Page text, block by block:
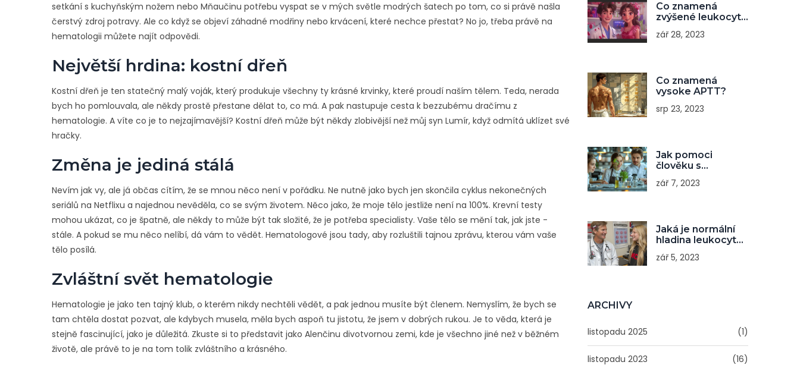
Co znamená
zvýšené leukocyty
zář 28, 2023
Co znamená
vysoke APTT?
srp 23, 2023
Jak pomoci
člověku s
zář 7, 2023
Jaká je normální
hladina leukocytů
zář 5, 2023
ARCHIVY
listopadu 2025 (1)
listopadu 2023 (16)
setkání s kuchyňským nožem nebo Mňaučinu potřebu vyspat se v mých světle modrých šatech po tom, co si právě našla
čerstvý zdroj potravy. Ale co když se objeví záhadné modřiny nebo krvácení, které nechce přestat? No jo, třeba právě na
hematologii můžete najít odpovědi.
Největší hrdina: kostní dřeň
Kostní dřeň je ten statečný malý voják, který produkuje všechny ty krásné krvinky, které proudí naším tělem. Teda, nerada
bych ho pomlouvala, ale někdy prostě přestane dělat to, co má. A pak nastupuje cesta k bezzubému dračímu z
hematologie. A víte co je to nejzajímavější? Kostní dřeň může být někdy zlobivější než můj syn Lumír, když odmítá uklízet své
hračky.
Změna je jediná stálá
Nevím jak vy, ale já občas cítím, že se mnou něco není v pořádku. Ne nutně jako bych jen skončila cyklus nekonečných
seriálů na Netflixu a najednou nevěděla, co se svým životem. Něco jako, že moje tělo jestliže není na 100%. Krevní testy
mohou ukázat, co je špatně, ale někdy to může být tak složité, že je potřeba specialisty. Vaše tělo se mění tak, jak jste -
stále. A pokud se mu něco nelíbí, dá vám to vědět. Hematologové jsou tady, aby rozluštili tajnou zprávu, kterou vám vaše
tělo posílá.
Zvláštní svět hematologie
Hematologie je jako ten tajný klub, o kterém nikdy nechtěli vědět, a pak jednou musíte být členem. Nemyslím, že bych se
tam chtěla dostat pozvat, ale kdybych musela, měla bych aspoň tu jistotu, že jsem v dobrých rukou. Je to věda, která je
stejně fascinující, jako je důležitá. Zkuste si to představit jako Alenčinu divotvornou zemi, kde je všechno jiné než v běžném
životě, ale právě to je na tom tolik zvláštního a krásného.